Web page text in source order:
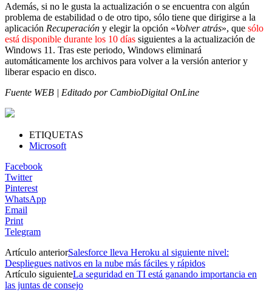
Además, si no le gusta la actualización o se encuentra con algún
problema de estabilidad o de otro tipo, sólo tiene que dirigirse a la
aplicación Recuperación y elegir la opción «Volver atrás», que sólo
está disponible durante los 10 días siguientes a la actualización de
Windows 11. Tras este periodo, Windows eliminará
automáticamente los archivos para volver a la versión anterior y
liberar espacio en disco.
Fuente WEB | Editado por CambioDigital OnLine
ETIQUETAS
Microsoft
Facebook
Twitter
Pinterest
WhatsApp
Email
Print
Telegram
Artículo anteriorSalesforce lleva Heroku al siguiente nivel:
Despliegues nativos en la nube más fáciles y rápidos
Artículo siguienteLa seguridad en TI está ganando importancia en
las juntas de consejo